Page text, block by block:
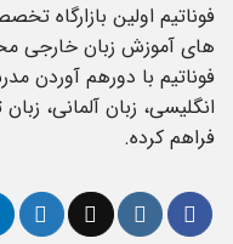
فوناتیم اولین بازارگاه
های آموزش زبان خارجی
فوناتیم با دورهم آوردن
انگلیسی، زبان آلمانی،
فراهم کرده.